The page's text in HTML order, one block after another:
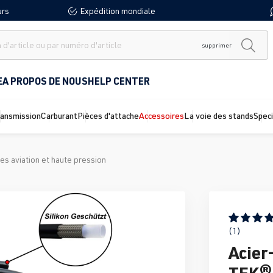
Expédition mondiale
supprimer
A PROPOS DE NOUSHELP CENTER
CarburantPièces d'attacheAccessoiresLa voie des stands
aviation et haute pression
Note
(1)